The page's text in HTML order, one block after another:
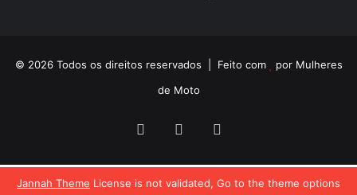
Jannah Theme License is not validated, Go to the theme options
© 2026 Todos os direitos reservados | Feito com por Mulheres
de Moto
FacebookYouTube